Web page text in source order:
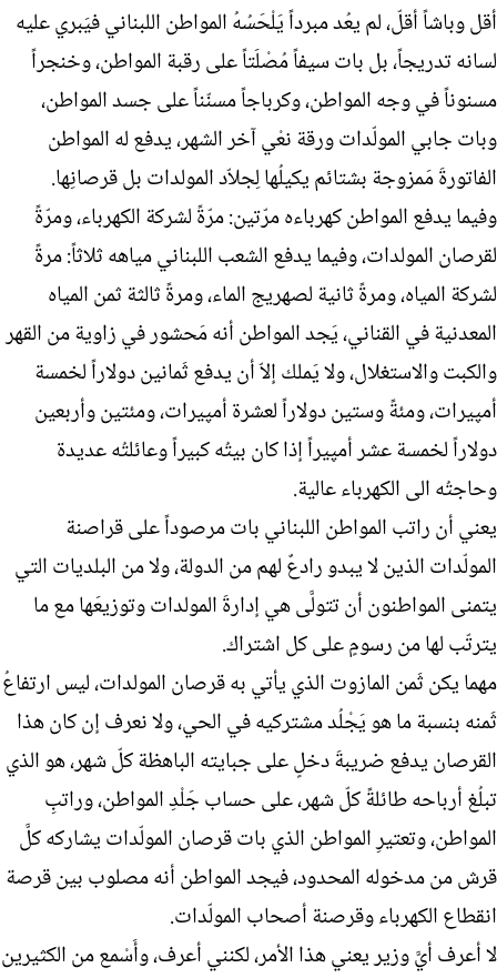
أقل وباشاً أقلّ، لم يعُد مبرداً يَلْحَسُهُ المواطن اللبناني فيَبري عليه
لسانه تدريجاً، بل بات سيفاً مُصْلَتاً على رقبة المواطن، وخنجراً
مسنوناً في وجه المواطن، وكرباجاً مسنّناً على جسد المواطن،
وبات جابي المولّدات ورقة نعْي آخر الشهر، يدفع له المواطن
الفاتورةَ مَمزوجة بشتائم يكيلُها لِجلاّد المولدات بل قرصانِها.
وفيما يدفع المواطن كهرباءه مرّتين: مرّةً لشركة الكهرباء، ومرّةً
لقرصان المولدات، وفيما يدفع الشعب اللبناني مياهه ثلاثاً: مرةً
لشركة المياه، ومرةً ثانية لصهريج الماء، ومرةً ثالثة ثمن المياه
المعدنية في القناني، يَجد المواطن أنه مَحشور في زاوية من القهر
والكبت والاستغلال، ولا يَملك إلاّ أن يدفع ثَمانين دولاراً لخمسة
أمپيرات، ومئةً وستين دولاراً لعشرة أمپيرات، ومئتين وأربعين
دولاراً لخمسة عشر أمپيراً إذا كان بيتُه كبيراً وعائلتُه عديدة
وحاجتُه الى الكهرباء عالية.
يعني أن راتب المواطن اللبناني بات مرصوداً على قراصنة
المولّدات الذين لا يبدو رادعٌ لهم من الدولة، ولا من البلديات التي
يتمنى المواطنون أن تتولَّى هي إدارةَ المولدات وتوزيعَها مع ما
يترتّب لها من رسومٍ على كل اشتراك.
مهما يكن ثَمن المازوت الذي يأتي به قرصان المولدات، ليس ارتفاعُ
ثَمنه بنسبة ما هو يَجْلُد مشتركيه في الحي، ولا نعرف إن كان هذا
القرصان يدفع ضريبةَ دخلٍ على جبايته الباهظة كلّ شهر، هو الذي
تبلُغ أرباحه طائلةً كلّ شهر، على حساب جَلْدِ المواطن، وراتبِ
المواطن، وتعتيرِ المواطن الذي بات قرصان المولّدات يشاركه كلَّ
قرش من مدخوله المحدود، فيجد المواطن أنه مصلوب بين قرصة
انقطاع الكهرباء وقرصنة أصحاب المولّدات.
لا أعرف أيَّ وزير يعني هذا الأمر، لكنني أعرف، وأَسْمع من الكثيرين